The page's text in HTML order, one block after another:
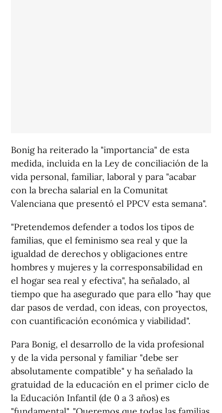
Bonig ha reiterado la "importancia" de esta
medida, incluida en la Ley de conciliación de la
vida personal, familiar, laboral y para "acabar
con la brecha salarial en la Comunitat
Valenciana que presentó el PPCV esta semana".
"Pretendemos defender a todos los tipos de
familias, que el feminismo sea real y que la
igualdad de derechos y obligaciones entre
hombres y mujeres y la corresponsabilidad en
el hogar sea real y efectiva", ha señalado, al
tiempo que ha asegurado que para ello "hay que
dar pasos de verdad, con ideas, con proyectos,
con cuantificación económica y viabilidad".
Para Bonig, el desarrollo de la vida profesional
y de la vida personal y familiar "debe ser
absolutamente compatible" y ha señalado la
gratuidad de la educación en el primer ciclo de
la Educación Infantil (de 0 a 3 años) es